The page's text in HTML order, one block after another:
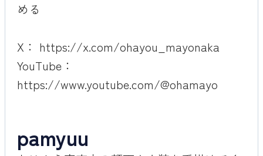
める
X： https://x.com/ohayou_mayonaka
YouTube：
https://www.youtube.com/@ohamayo
pamyuu